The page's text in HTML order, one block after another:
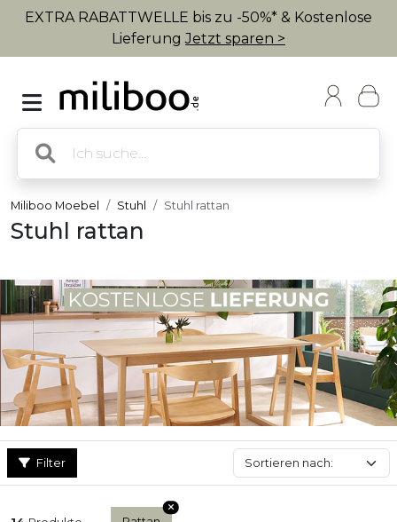
EXTRA RABATTWELLE bis zu -50%* & Kostenlose
LieferungJetzt sparen >
Miliboo Moebel Stuhl Stuhl rattan
Stuhl rattan
Filter